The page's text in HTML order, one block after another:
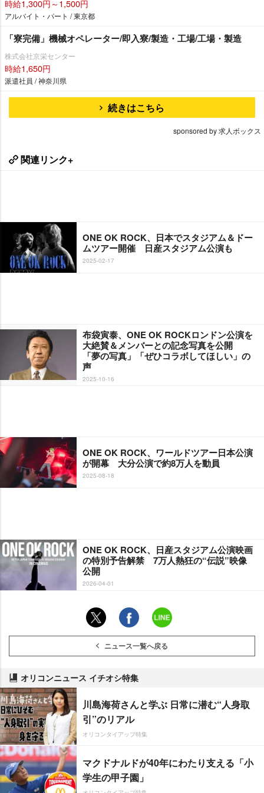
時給1,300円～1,500円
アルバイト・パート / 東京都
「寮完備」機械オペレーター/即入寮/製造・工場/工場・製造
株式会社京栄センター
時給1,650円
派遣社員 / 神奈川県
続きはこちら
sponsored by 求人ボックス
関連リンク+
ONE OK ROCK、日本でスタジアム＆ドー
ムツアー開催 日産スタジアム公演も
2025-02-17
布袋寅泰、ONE OK ROCKロンドン公演を
大絶賛＆メンバーとの記念写真を公開
「夢の写真」「ぜひコラボしてほしい」の
声
2025-10-16
ONE OK ROCK、ワールドツアー日本公演
が開幕 大分公演で約8万人を動員
2025-08-18
ONE OK ROCK、日産スタジアム公演映画
の特別予告解禁 7万人熱狂の“伝説”映像
公開
2026-04-01
ニュース一覧へ戻る
オリコンニュース イチオシ特集
川島海荷さんと学ぶ 日常に潜む“人身取
引”のリアル
オリコンタイアップ特集
マクドナルドが40年にわたり支える「小
学生の甲子園」